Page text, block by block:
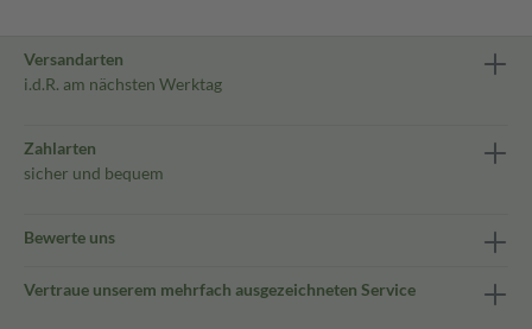
Versandarten
i.d.R. am nächsten Werktag
Zahlarten
sicher und bequem
Bewerte uns
Vertraue unserem mehrfach ausgezeichneten Service